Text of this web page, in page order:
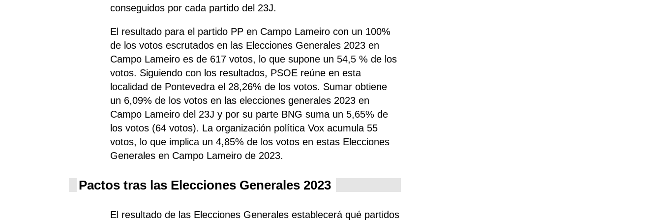
conseguidos por cada partido del 23J.
El resultado para el partido PP en Campo Lameiro con un 100%
de los votos escrutados en las Elecciones Generales 2023 en
Campo Lameiro es de 617 votos, lo que supone un 54,5 % de los
votos. Siguiendo con los resultados, PSOE reúne en esta
localidad de Pontevedra el 28,26% de los votos. Sumar obtiene
un 6,09% de los votos en las elecciones generales 2023 en
Campo Lameiro del 23J y por su parte BNG suma un 5,65% de
los votos (64 votos). La organización política Vox acumula 55
votos, lo que implica un 4,85% de los votos en estas Elecciones
Generales en Campo Lameiro de 2023.
Pactos tras las Elecciones Generales 2023
El resultado de las Elecciones Generales establecerá qué partidos